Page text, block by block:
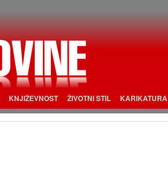
KNJIŽEVNOST ŽIVOTNI STIL KARIKATURA